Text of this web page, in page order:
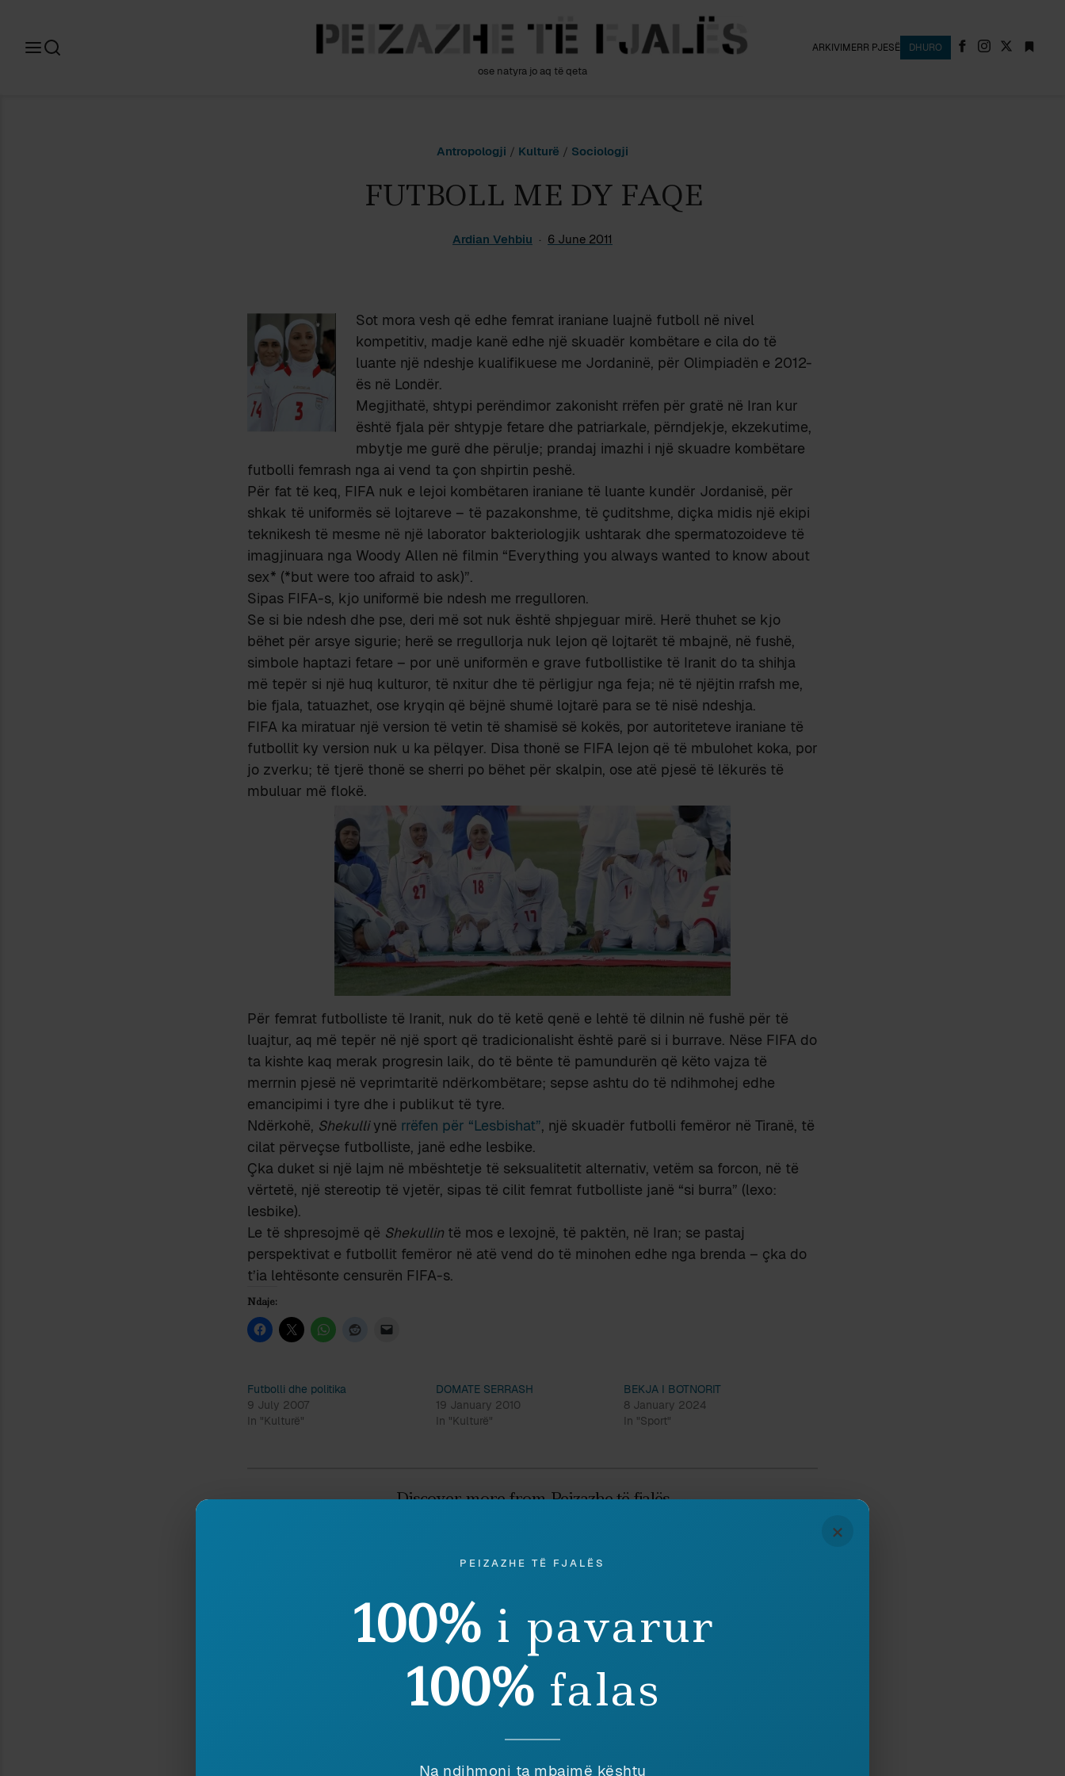
ose natyra jo aq të qeta
ARKIVIMERR PJESË DHURO
Antropologji / Kulturë / Sociologji
FUTBOLL ME DY FAQE
Ardian Vehbiu 6 June 2011
Sot mora vesh që edhe femrat iraniane luajnë futboll në nivel
kompetitiv, madje kanë edhe një skuadër kombëtare e cila do të
luante një ndeshje kualifikuese me Jordaninë, për Olimpiadën e 2012-
ës në Londër.
Megjithatë, shtypi perëndimor zakonisht rrëfen për gratë në Iran kur
është fjala për shtypje fetare dhe patriarkale, përndjekje, ekzekutime,
mbytje me gurë dhe përulje; prandaj imazhi i një skuadre kombëtare
futbolli femrash nga ai vend ta çon shpirtin peshë.
Për fat të keq, FIFA nuk e lejoi kombëtaren iraniane të luante kundër Jordanisë, për
shkak të uniformës së lojtareve – të pazakonshme, të çuditshme, diçka midis një ekipi
teknikesh të mesme në një laborator bakteriologjik ushtarak dhe spermatozoideve të
imagjinuara nga Woody Allen në filmin “Everything you always wanted to know about
sex* (*but were too afraid to ask)”.
Sipas FIFA-s, kjo uniformë bie ndesh me rregulloren.
Se si bie ndesh dhe pse, deri më sot nuk është shpjeguar mirë. Herë thuhet se kjo
bëhet për arsye sigurie; herë se rregullorja nuk lejon që lojtarët të mbajnë, në fushë,
simbole haptazi fetare – por unë uniformën e grave futbollistike të Iranit do ta shihja
më tepër si një huq kulturor, të nxitur dhe të përligjur nga feja; në të njëjtin rrafsh me,
bie fjala, tatuazhet, ose kryqin që bëjnë shumë lojtarë para se të nisë ndeshja.
FIFA ka miratuar një version të vetin të shamisë së kokës, por autoriteteve iraniane të
futbollit ky version nuk u ka pëlqyer. Disa thonë se FIFA lejon që të mbulohet koka, por
jo zverku; të tjerë thonë se sherri po bëhet për skalpin, ose atë pjesë të lëkurës të
mbuluar më flokë.
Për femrat futbolliste të Iranit, nuk do të ketë qenë e lehtë të dilnin në fushë për të
luajtur, aq më tepër në një sport që tradicionalisht është parë si i burrave. Nëse FIFA do
ta kishte kaq merak progresin laik, do të bënte të pamundurën që këto vajza të
merrnin pjesë në veprimtaritë ndërkombëtare; sepse ashtu do të ndihmohej edhe
emancipimi i tyre dhe i publikut të tyre.
Ndërkohë, Shekulliynë rrëfen për “Lesbishat”, një skuadër futbolli femëror në Tiranë, të
cilat përveçse futbolliste, janë edhe lesbike.
Çka duket si një lajm në mbështetje të seksualitetit alternativ, vetëm sa forcon, në të
vërtetë, një stereotip të vjetër, sipas të cilit femrat futbolliste janë “si burra” (lexo:
lesbike).
Le të shpresojmë që Shekullin të mos e lexojnë, të paktën, në Iran; se pastaj
perspektivat e futbollit femëror në atë vend do të minohen edhe nga brenda – çka do
t’ia lehtësonte censurën FIFA-s.
Ndaje:
Futbolli dhe politika
9 July 2007
In "Kulturë"
DOMATE SERRASH
19 January 2010
In "Kulturë"
BEKJA I BOTNORIT
8 January 2024
In "Sport"
Discover more from Peizazhe të fjalës
SHPËRNDAJ Ruaj
në shenjë mirëkuptimi dhe mbështetjeje për përpjekjet tona.
×
PEIZAZHE TË FJALËS
100% i pavarur
100% falas
Na ndihmoni ta mbajmë kështu